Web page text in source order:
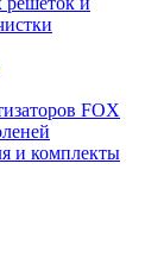
FOX
и комплекты